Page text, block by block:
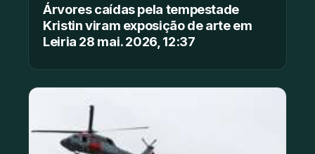
Árvores caídas pela tempestade
Kristin viram exposição de arte em
Leiria 28 mai. 2026, 12:37